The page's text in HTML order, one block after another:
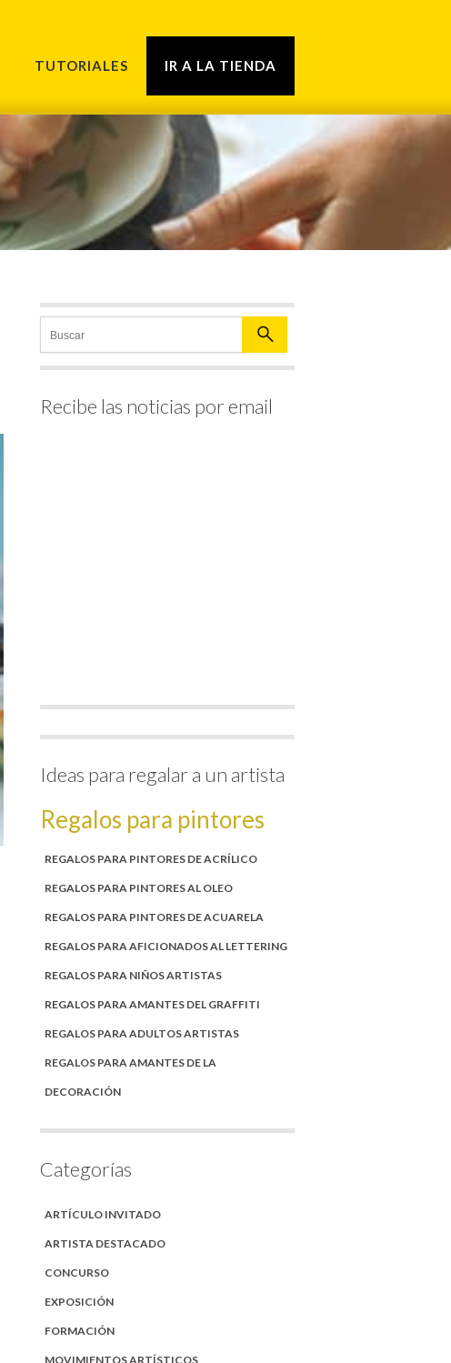
TUTORIALES IR A LA TIENDA
Recibe las noticias por email
Ideas para regalar a un artista
Regalos para pintores
REGALOS PARA PINTORES DE ACRÍLICO
REGALOS PARA PINTORES AL OLEO
REGALOS PARA PINTORES DE ACUARELA
REGALOS PARA AFICIONADOS AL LETTERING
REGALOS PARA NIÑOS ARTISTAS
REGALOS PARA AMANTES DEL GRAFFITI
REGALOS PARA ADULTOS ARTISTAS
REGALOS PARA AMANTES DE LA
DECORACIÓN
Categorías
ARTÍCULO INVITADO
ARTISTA DESTACADO
CONCURSO
EXPOSICIÓN
FORMACIÓN
MOVIMIENTOS ARTÍSTICOS